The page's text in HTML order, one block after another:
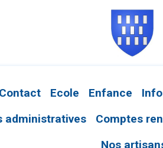
Ecole Enfance
administratives
Comptes
Nos